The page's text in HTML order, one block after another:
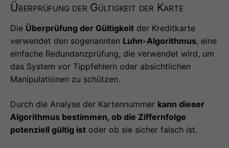
Überprüfung der Gültigkeit der Karte
Die Überprüfung der Gültigkeit der Kreditkarte
verwendet den sogenannten Luhn-Algorithmus, eine
einfache Redundanzprüfung, die verwendet wird, um
das System vor Tippfehlern oder absichtlichen
Manipulationen zu schützen.
Durch die Analyse der Kartennummer kann dieser
Algorithmus bestimmen, ob die Ziffernfolge
potenziell gültig ist oder ob sie sicher falsch ist.